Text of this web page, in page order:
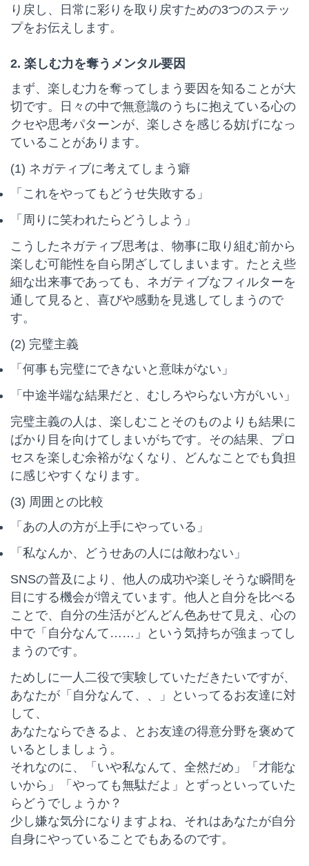
り戻し、日常に彩りを取り戻すための3つのステッ
プをお伝えします。
2. 楽しむ力を奪うメンタル要因
まず、楽しむ力を奪ってしまう要因を知ることが大
切です。日々の中で無意識のうちに抱えている心の
クセや思考パターンが、楽しさを感じる妨げになっ
ていることがあります。
(1) ネガティブに考えてしまう癖
「これをやってもどうせ失敗する」
「周りに笑われたらどうしよう」
こうしたネガティブ思考は、物事に取り組む前から
楽しむ可能性を自ら閉ざしてしまいます。たとえ些
細な出来事であっても、ネガティブなフィルターを
通して見ると、喜びや感動を見逃してしまうので
す。
(2) 完璧主義
「何事も完璧にできないと意味がない」
「中途半端な結果だと、むしろやらない方がいい」
完璧主義の人は、楽しむことそのものよりも結果に
ばかり目を向けてしまいがちです。その結果、プロ
セスを楽しむ余裕がなくなり、どんなことでも負担
に感じやすくなります。
(3) 周囲との比較
「あの人の方が上手にやっている」
「私なんか、どうせあの人には敵わない」
SNSの普及により、他人の成功や楽しそうな瞬間を
目にする機会が増えています。他人と自分を比べる
ことで、自分の生活がどんどん色あせて見え、心の
中で「自分なんて……」という気持ちが強まってし
まうのです。
ためしに一人二役で実験していただきたいですが、
あなたが「自分なんて、、」といってるお友達に対
して、
あなたならできるよ、とお友達の得意分野を褒めて
いるとしましょう。
それなのに、「いや私なんて、全然だめ」「才能な
いから」「やっても無駄だよ」とずっといっていた
らどうでしょうか？
少し嫌な気分になりますよね、それはあなたが自分
自身にやっていることでもあるのです。